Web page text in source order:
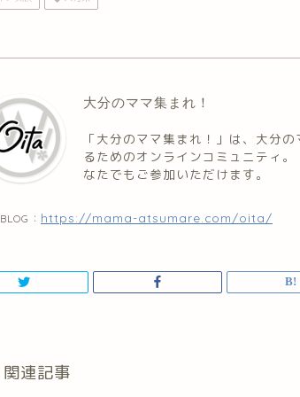
大分のママ集まれ！
「大分のママ集まれ！」は、大分
るためのオンラインコミュニティ
なたでもご参加いただけます。
BLOG： https://mama-atsumare.com/oita/
関連記事